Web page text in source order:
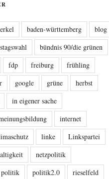
baden-württemberg
blog
bündnis 90/die grünen
fdp freiburg
frühling
google grüne
herbst
in eigener sache
internet
linke
Linkspartei
netzpolitik
politik politik2.0
rieselfeld